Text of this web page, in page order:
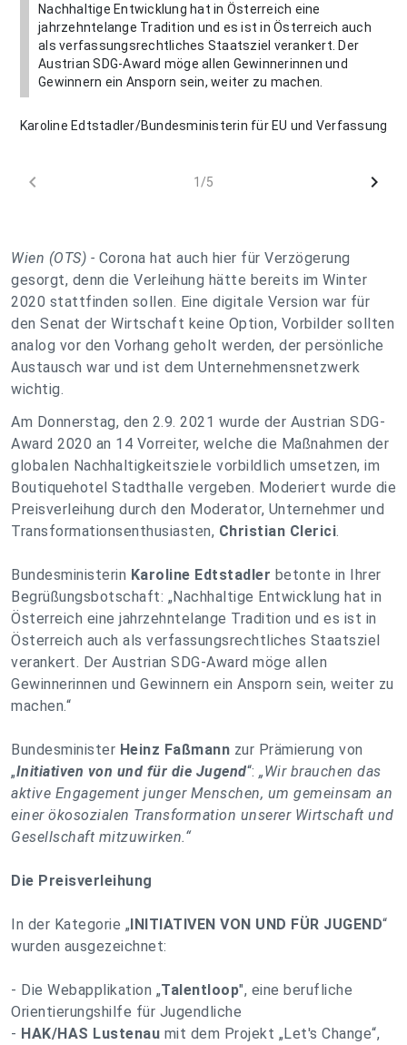
Nachhaltige Entwicklung hat in Österreich eine
jahrzehntelange Tradition und es ist in Österreich auch
als verfassungsrechtliches Staatsziel verankert. Der
Austrian SDG-Award möge allen Gewinnerinnen und
Gewinnern ein Ansporn sein, weiter zu machen.
Karoline Edtstadler/Bundesministerin für EU und Verfassung
chevron_left 1/5 chevron_right
Wien (OTS) - Corona hat auch hier für Verzögerung
gesorgt, denn die Verleihung hätte bereits im Winter
2020 stattfinden sollen. Eine digitale Version war für
den Senat der Wirtschaft keine Option, Vorbilder sollten
analog vor den Vorhang geholt werden, der persönliche
Austausch war und ist dem Unternehmensnetzwerk
wichtig.
Am Donnerstag, den 2.9. 2021 wurde der Austrian SDG-
Award 2020 an 14 Vorreiter, welche die Maßnahmen der
globalen Nachhaltigkeitsziele vorbildlich umsetzen, im
Boutiquehotel Stadthalle vergeben. Moderiert wurde die
Preisverleihung durch den Moderator, Unternehmer und
Transformationsenthusiasten, Christian Clerici.
Bundesministerin Karoline Edtstadler betonte in Ihrer
Begrüßungsbotschaft: „Nachhaltige Entwicklung hat in
Österreich eine jahrzehntelange Tradition und es ist in
Österreich auch als verfassungsrechtliches Staatsziel
verankert. Der Austrian SDG-Award möge allen
Gewinnerinnen und Gewinnern ein Ansporn sein, weiter zu
machen.“
Bundesminister Heinz Faßmann zur Prämierung von
„Initiativen von und für die Jugend“: „Wir brauchen das
aktive Engagement junger Menschen, um gemeinsam an
einer ökosozialen Transformation unserer Wirtschaft und
Gesellschaft mitzuwirken.“
Die Preisverleihung
In der Kategorie „INITIATIVEN VON UND FÜR JUGEND“
wurden ausgezeichnet:
- Die Webapplikation „Talentloop", eine berufliche
Orientierungshilfe für Jugendliche
- HAK/HAS Lustenau mit dem Projekt „Let's Change“,